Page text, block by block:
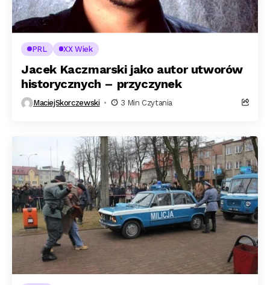
PRL XX Wiek
Jacek Kaczmarski jako autor utworów
historycznych – przyczynek
MaciejSkorczewski 3 Min Czytania